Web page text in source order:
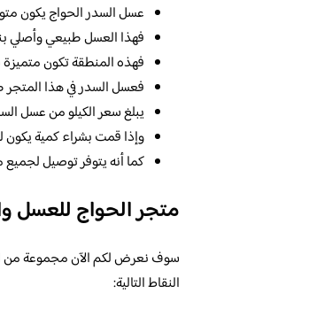
عسل السدر الحواج يكون
فهذا العسل طبيعي وأصلي
فهذه المنطقة تكون متميزة
فعسل السدر في هذا
يبلغ سعر الكيلو من عسل
وإذا قمت بشراء كمية
كما أنه يتوفر توصيل لجميع
متجر الحواج للعسل
سوف نعرض لكم الآن مجموعة من
النقاط التالية: